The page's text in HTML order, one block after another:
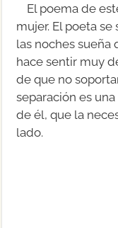
El poema de
mujer. El poeta
las noches sueña
hace sentir muy
de que no
separación es
de él, que la
lado.